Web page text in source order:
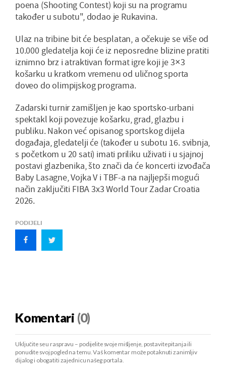
poena (Shooting Contest) koji su na programu
također u subotu", dodao je Rukavina.
Ulaz na tribine bit će besplatan, a očekuje se više od
10.000 gledatelja koji će iz neposredne blizine pratiti
iznimno brz i atraktivan format igre koji je 3×3
košarku u kratkom vremenu od uličnog sporta
doveo do olimpijskog programa.
Zadarski turnir zamišljen je kao sportsko-urbani
spektakl koji povezuje košarku, grad, glazbu i
publiku. Nakon već opisanog sportskog dijela
događaja, gledatelji će (također u subotu 16. svibnja,
s početkom u 20 sati) imati priliku uživati i u sjajnoj
postavi glazbenika, što znači da će koncerti izvođača
Baby Lasagne, Vojka V i TBF-a na najljepši mogući
način zaključiti FIBA 3x3 World Tour Zadar Croatia
2026.
PODIJELI
Komentari (0)
Uključite se u raspravu – podijelite svoje mišljenje, postavite pitanja ili
ponudite svoj pogled na temu. Vaš komentar može potaknuti zanimljiv
dijalog i obogatiti zajednicu našeg portala.